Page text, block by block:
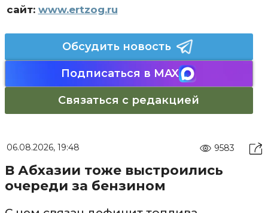
сайт: www.ertzog.ru
Обсудить новость
Подписаться в MAX
Связаться с редакцией
06.08.2026, 19:48 9583
В Абхазии тоже выстроились
очереди за бензином